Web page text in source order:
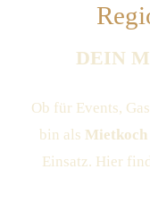
DEIN
Ob für Events,
bin als
Einsatz. Hier